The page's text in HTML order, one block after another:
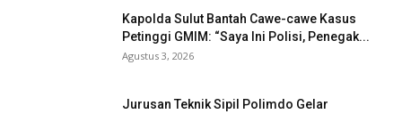
Kapolda Sulut Bantah Cawe-cawe Kasus
Petinggi GMIM: “Saya Ini Polisi, Penegak...
Agustus 3, 2026
Jurusan Teknik Sipil Polimdo Gelar